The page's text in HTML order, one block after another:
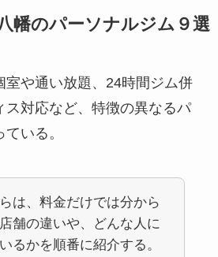
幡のパーソナルジム９選
室や通い放題、24時間ジム併
ス対応など、特徴の異なるパ
いる。
は、料金だけでは分から
舗の違いや、どんな人に
るかを順番に紹介する。